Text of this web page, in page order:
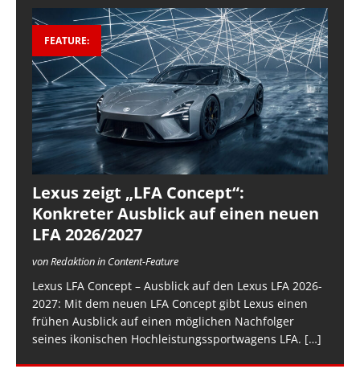
FEATURE:
Lexus zeigt „LFA Concept“:
Konkreter Ausblick auf einen neuen
LFA 2026/2027
von Redaktion in Content-Feature
Lexus LFA Concept – Ausblick auf den Lexus LFA 2026-
2027: Mit dem neuen LFA Concept gibt Lexus einen
frühen Ausblick auf einen möglichen Nachfolger
seines ikonischen Hochleistungssportwagens LFA. […]